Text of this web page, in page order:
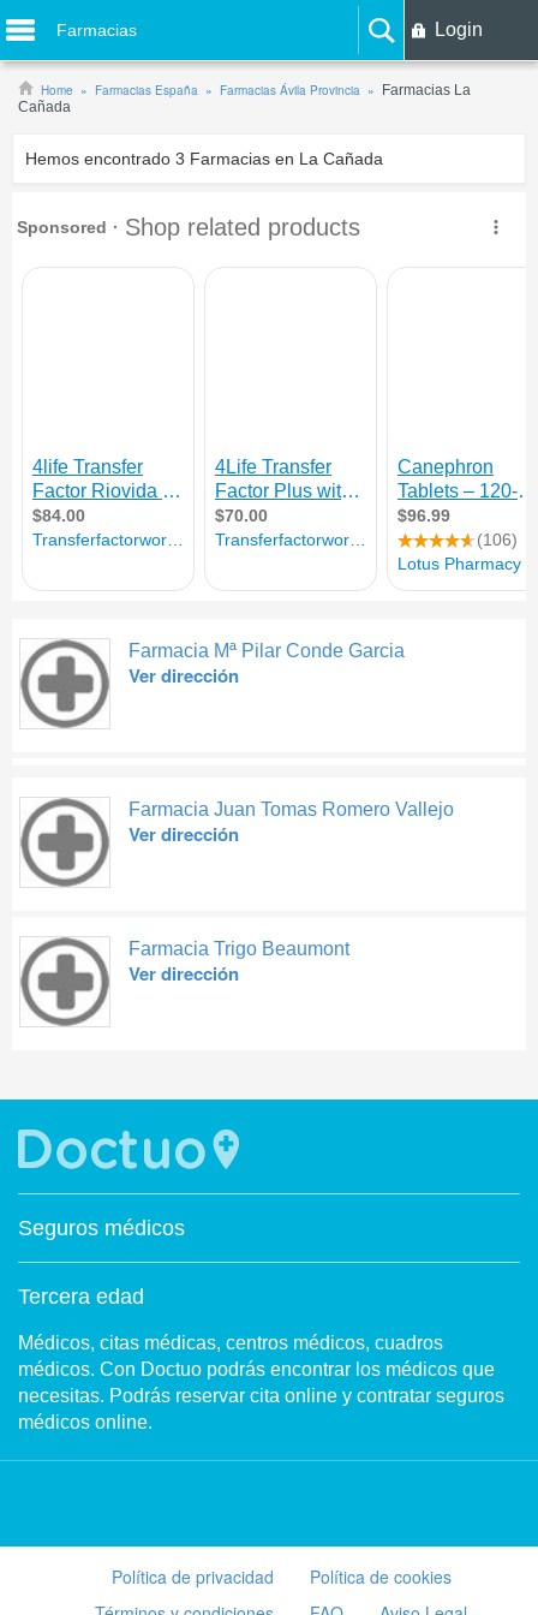
Farmacias Login
Home Farmacias España Farmacias Ávila Provincia
Farmacias La
Cañada
Hemos encontrado 3 Farmacias en La Cañada
Farmacia Mª Pilar Conde Garcia
Ver dirección
Farmacia Juan Tomas Romero Vallejo
Ver dirección
Farmacia Trigo Beaumont
Ver dirección
Seguros médicos
Tercera edad
Médicos, citas médicas, centros médicos, cuadros
médicos. Con Doctuo podrás encontrar los médicos que
necesitas. Podrás reservar cita online y contratar seguros
médicos online.
Política de privacidad
Política de cookies